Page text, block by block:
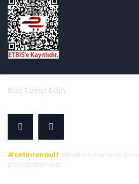
Bizi Takip Edin
#cetinrenault etiketini kullanarak
paylaşabilirsiniz.